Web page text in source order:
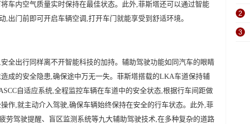
车内空气质量实时保持在最佳状态。此外,菲斯塔还可以通过智能
,出门前即可开启车辆空调,打开车门就能享受到舒适环境。
全出行同样离不开智能科技的加持。辅助驾驶功能如同汽车的眼睛
成的安全隐患,确保途中万无一失。菲斯塔搭载的LKA车道保持辅
自适应系统,全程监控车辆在车道中的安全状态,根据行车间距做
作,就主动介入驾驶,确保车辆始终保持在安全的行车状态。此外,菲
劳驾驶提醒、盲区监测系统等九大辅助驾驶技术,在多种复杂的道路
2
3